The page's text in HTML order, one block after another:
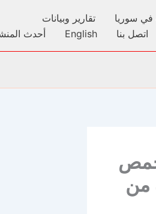
في سوريا
تقارير وبيانات
اتصل بنا English أحدث
حمص
من